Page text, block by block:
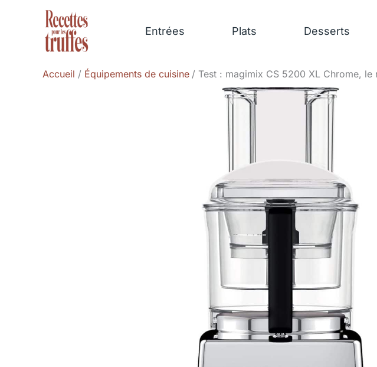
Entrées Plats Desserts
Accueil Équipements de cuisine Test : magimix CS 5200 XL Chrome,